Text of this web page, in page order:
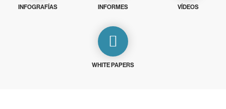
INFOGRAFÍAS INFORMES VÍDEOS
WHITE PAPERS